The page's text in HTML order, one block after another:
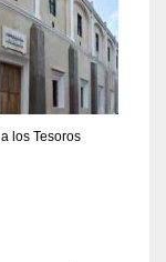
los Tesoros